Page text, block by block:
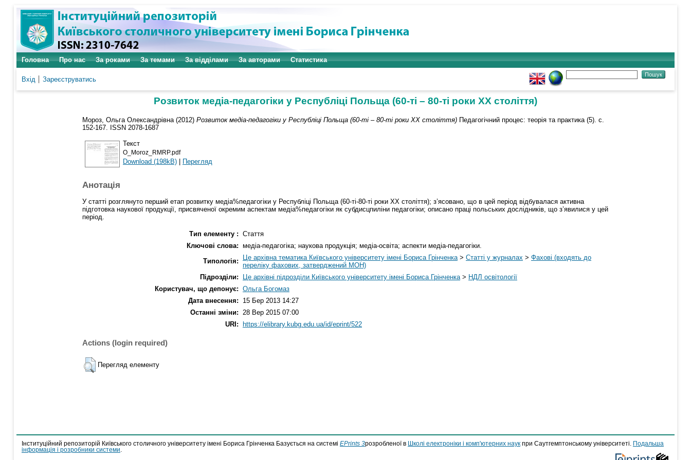
Головна Про нас За роками За темами За відділами За авторами Статистика
Вхід Зареєструватись
Розвиток медіа-педагогіки у Республіці Польща (60-ті – 80-ті роки ХХ століття)
Мороз, Ольга Олександрівна (2012) Розвиток медіа-педагогіки у Республіці Польща (60-ті – 80-ті роки ХХ століття) Педагогічний процес: теорія та практика (5). с.
152-167. ISSN 2078-1687
Текст
O_Moroz_RMRP.pdf
Download (198kB) | Перегляд
Анотація
У статті розглянуто перший етап розвитку медіа%педагогіки у Республіці Польща (60-ті-80-ті роки ХХ століття); з’ясовано, що в цей період відбувалася активна
підготовка наукової продукції, присвяченої окремим аспектам медіа%педагогіки як субдисцпиліни педагогіки; описано праці польських дослідників, що з’явилися у цей
період.
Тип елементу : Стаття
Ключові слова: медіа-педагогіка; наукова продукція; медіа-освіта; аспекти медіа-педагогіки.
Типологія:
Це архівна тематика Київського університету імені Бориса Грінченка > Статті у журналах > Фахові (входять до
переліку фахових, затверджений МОН)
Підрозділи:
Це архівні підрозділи Київського університету імені Бориса Грінченка > НДЛ освітології
Користувач, що депонує: Ольга Богомаз
Дата внесення:
15 Бер 2013 14:27
Останні зміни:
28 Вер 2015 07:00
URI:
https://elibrary.kubg.edu.ua/id/eprint/522
Actions (login required)
Перегляд елементу
Інституційний репозиторій Київського столичного університету імені Бориса Грінченка Базується на системі EPrints 3розробленої в Школі електроніки і комп'ютерних наук при Саутгемптонському університеті.
Подальша
інформація і розробники системи